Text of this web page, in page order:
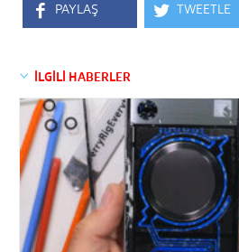
PAYLAŞ TWEETLE
İLGİLİ HABERLER